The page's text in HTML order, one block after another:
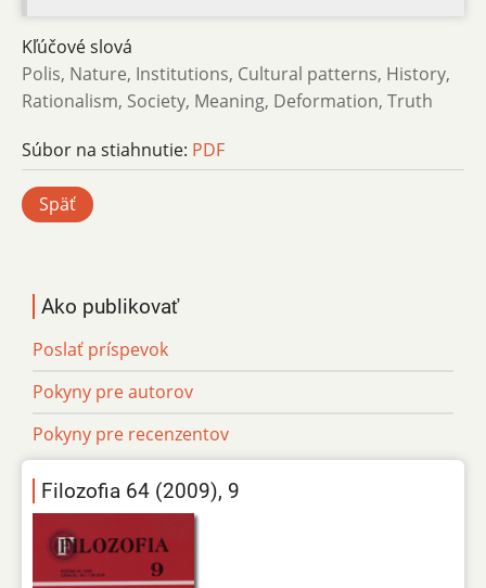
Kľúčové slová
Polis, Nature, Institutions, Cultural patterns, History,
Rationalism, Society, Meaning, Deformation, Truth
Súbor na stiahnutie: PDF
Späť
Ako publikovať
Poslať príspevok
Pokyny pre autorov
Pokyny pre recenzentov
Filozofia 64 (2009), 9